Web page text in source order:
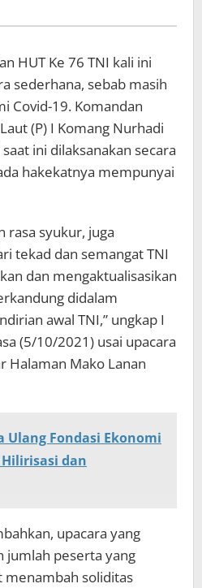
HUT Ke 76 TNI kali ini
sederhana, sebab masih
Covid-19. Komandan
(P) I Komang Nurhadi
ini dilaksanakan secara
hakekatnya mempunyai
rasa syukur, juga
tekad dan semangat TNI
dan mengaktualisasikan
didalam
awal TNI,” ungkap I
(5/10/2021) usai upacara
Halaman Mako Lanan
Ulang Fondasi Ekonomi
dan
upacara yang
jumlah peserta yang
menambah soliditas